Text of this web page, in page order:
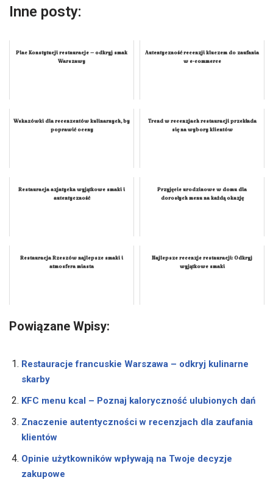
Inne posty:
Plac Konstytucji restauracje – odkryj smak
Warszawy
Autentyczność recenzji kluczem do zaufania
w e-commerce
Wskazówki dla recenzentów kulinarnych, by
poprawić oceny
Trend w recenzjach restauracji przekłada
się na wybory klientów
Restauracja azjatycka wyjątkowe smaki i
autentyczność
Przyjęcie urodzinowe w domu dla
dorosłych menu na każdą okazję
Restauracja Rzeszów najlepsze smaki i
atmosfera miasta
Najlepsze recenzje restauracji: Odkryj
wyjątkowe smaki
Powiązane Wpisy:
Restauracje francuskie Warszawa – odkryj kulinarne
skarby
KFC menu kcal – Poznaj kaloryczność ulubionych dań
Znaczenie autentyczności w recenzjach dla zaufania
klientów
Opinie użytkowników wpływają na Twoje decyzje
zakupowe